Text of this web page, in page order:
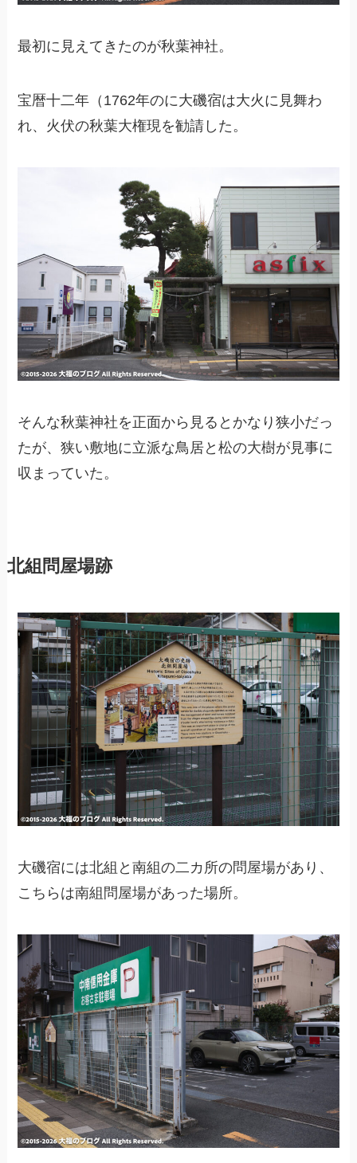
最初に見えてきたのが秋葉神社。
宝暦十二年（1762年のに大磯宿は大火に見舞わ
れ、火伏の秋葉大権現を勧請した。
そんな秋葉神社を正面から見るとかなり狭小だっ
たが、狭い敷地に立派な鳥居と松の大樹が見事に
収まっていた。
北組問屋場跡
大磯宿には北組と南組の二カ所の問屋場があり、
こちらは南組問屋場があった場所。